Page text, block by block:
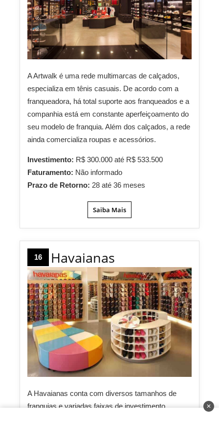
A Artwalk é uma rede multimarcas de calçados,
especializa em tênis casuais. De acordo com a
franqueadora, há total suporte aos franqueados e a
companhia está em constante aperfeiçoamento do
seu modelo de franquia. Além dos calçados, a rede
ainda comercializa roupas e acessórios.
Investimento: R$ 300.000 até R$ 533.500
Faturamento: Não informado
Prazo de Retorno: 28 até 36 meses
Saiba Mais
16 Havaianas
A Havaianas conta com diversos tamanhos de
franquias e variadas faixas de investimento
✕